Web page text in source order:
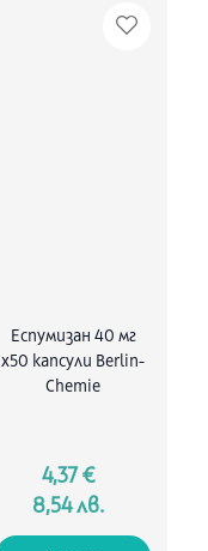
Еспумизан 40 мг
x50 капсули Berlin-
Chemie
4,37 €
8,54 лв.